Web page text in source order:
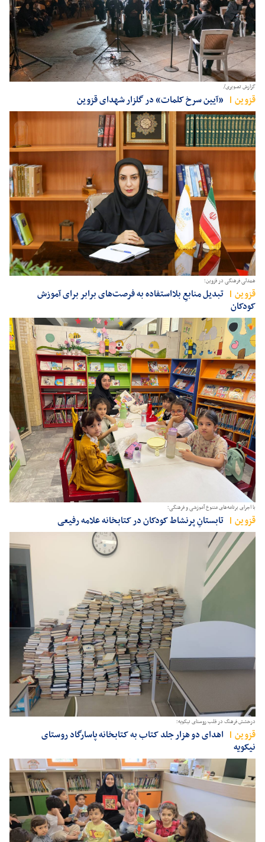
گزارش تصویری/
قزوين «آیین سرخ کلمات» در گلزار شهدای قزوین
همدلی فرهنگی در قزوین؛
قزوين
تبدیل منابعِ بلااستفاده به فرصت‌های برابر برای آموزش
کودکان
با اجرای برنامه‌های متنوع آموزشی و فرهنگی؛
قزوين تابستانِ پرنشاط کودکان در کتابخانه علامه رفیعی
درخشش فرهنگ در قلب روستای نیکویه؛
قزوين
اهدای دو هزار جلد کتاب به کتابخانه پاسارگاد روستای
نیکویه